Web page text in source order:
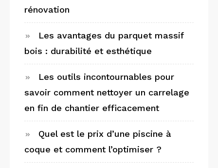
rénovation
Les avantages du parquet massif
bois : durabilité et esthétique
Les outils incontournables pour
savoir comment nettoyer un carrelage
en fin de chantier efficacement
Quel est le prix d’une piscine à
coque et comment l’optimiser ?